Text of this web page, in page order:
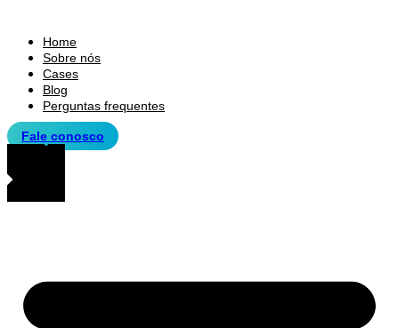
Home
Sobre nós
Cases
Blog
Perguntas frequentes
Fale conosco